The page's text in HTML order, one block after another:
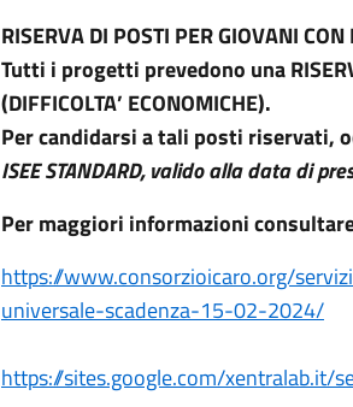
RISERVA DI POSTI PER GIOVANI
Tutti i progetti prevedono una
(DIFFICOLTA’ ECONOMICHE).
Per candidarsi a tali posti riservati,
ISEE STANDARD, valido alla data di
Per maggiori informazioni
https://www.consorzioicaro.org/
universale-scadenza-15-02-2024/
https://sites.google.com/xentralab.it/